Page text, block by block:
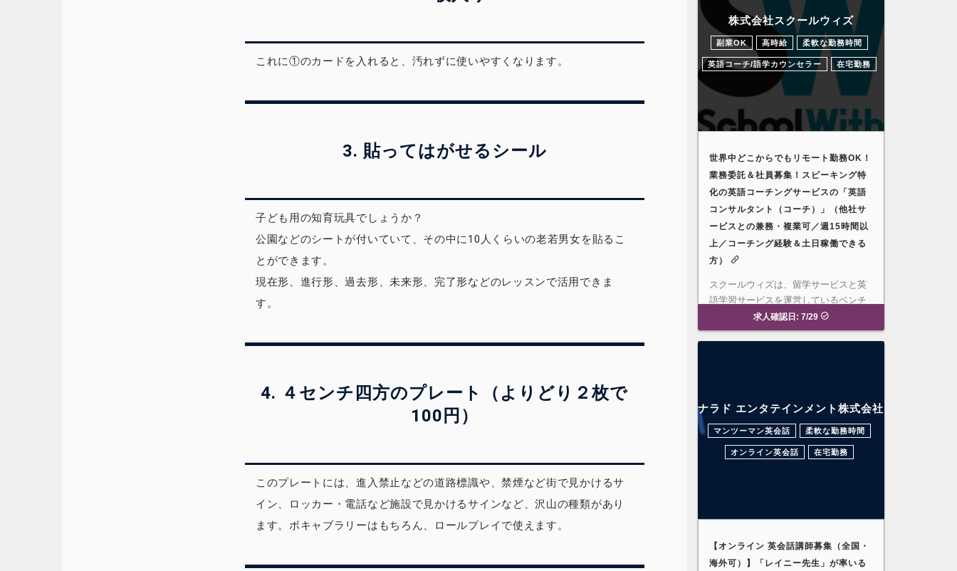
これに①のカードを入れると、汚れずに使いやすくなります。
3. 貼ってはがせるシール
子ども用の知育玩具でしょうか？
公園などのシートが付いていて、その中に10人くらいの老若男女を貼るこ
とができます。
現在形、進行形、過去形、未来形、完了形などのレッスンで活用できま
す。
4. ４センチ四方のプレート（よりどり２枚で
100円）
このプレートには、進入禁止などの道路標識や、禁煙など街で見かけるサ
イン、ロッカー・電話など施設で見かけるサインなど、沢山の種類があり
ます。ボキャブラリーはもちろん、ロールプレイで使えます。
株式会社スクールウィズ
副業OK 高時給 柔軟な勤務時間
英語コーチ/語学カウンセラー 在宅勤務
世界中どこからでもリモート勤務OK！
業務委託＆社員募集！スピーキング特
化の英語コーチングサービスの「英語
コンサルタント（コーチ）」（他社サ
ービスとの兼務・複業可／週15時間以
上／コーチング経験＆土日稼働できる
方）
スクールウィズは、留学サービスと英
語学習サービスを運営しているベンチ
ャー企業です。2024年の夏にリ…
集要項
求人確認日: 7/29
ナラド エンタテインメント株式会社
マンツーマン英会話 柔軟な勤務時間
オンライン英会話 在宅勤務
【オンライン 英会話講師募集（全国・
海外可）】「レイニー先生」が率いる